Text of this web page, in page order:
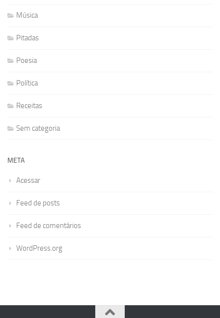
Música
Pitadas
Poesia
Política
Receitas
Sem categoria
META
Acessar
Feed de posts
Feed de comentários
WordPress.org